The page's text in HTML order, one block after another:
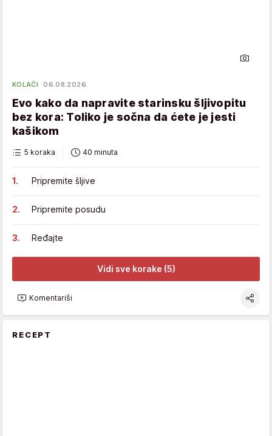
KOLAČI 06.08.2026.
Evo kako da napravite starinsku šljivopitu
bez kora: Toliko je sočna da ćete je jesti
kašikom
5 koraka 40 minuta
Pripremite šljive
Pripremite posudu
Ređajte
Vidi sve korake (5)
Komentariši
RECEPT